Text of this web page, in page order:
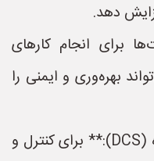
دهد.
برای انجام کارهای
بهره‌وری و ایمنی را
* **سیستم‌های کنترل توزیع‌شده (DCS):** برای کنترل و